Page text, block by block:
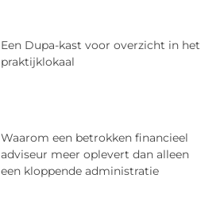
Een Dupa-kast voor overzicht in het
praktijklokaal
Waarom een betrokken financieel
adviseur meer oplevert dan alleen
een kloppende administratie